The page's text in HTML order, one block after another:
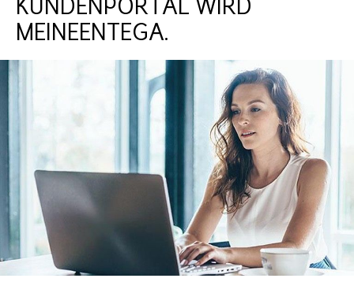
KUNDENPORTAL WIRD
MEINEENTEGA.